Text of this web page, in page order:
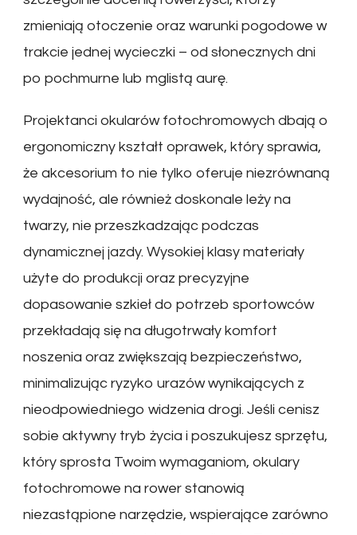
zmieniają otoczenie oraz warunki pogodowe w
trakcie jednej wycieczki – od słonecznych dni
po pochmurne lub mglistą aurę.
Projektanci okularów fotochromowych dbają o
ergonomiczny kształt oprawek, który sprawia,
że akcesorium to nie tylko oferuje niezrównaną
wydajność, ale również doskonale leży na
twarzy, nie przeszkadzając podczas
dynamicznej jazdy. Wysokiej klasy materiały
użyte do produkcji oraz precyzyjne
dopasowanie szkieł do potrzeb sportowców
przekładają się na długotrwały komfort
noszenia oraz zwiększają bezpieczeństwo,
minimalizując ryzyko urazów wynikających z
nieodpowiedniego widzenia drogi. Jeśli cenisz
sobie aktywny tryb życia i poszukujesz sprzętu,
który sprosta Twoim wymaganiom, okulary
fotochromowe na rower stanowią
niezastąpione narzędzie, wspierające zarówno